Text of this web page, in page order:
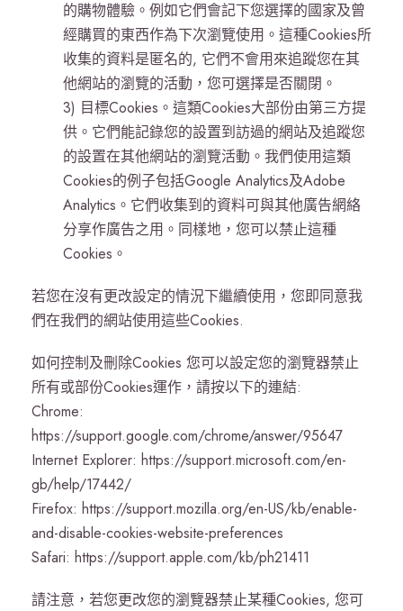
的購物體驗。例如它們會記下您選擇的國家及曾
經購買的東西作為下次瀏覽使用。這種Cookies所
收集的資料是匿名的, 它們不會用來追蹤您在其
他網站的瀏覽的活動，您可選擇是否關閉。
3) 目標Cookies。這類Cookies大部份由第三方提
供。它們能記錄您的設置到訪過的網站及追蹤您
的設置在其他網站的瀏覽活動。我們使用這類
Cookies的例子包括Google Analytics及Adobe
Analytics。它們收集到的資料可與其他廣告網絡
分享作廣告之用。同樣地，您可以禁止這種
Cookies。
若您在沒有更改設定的情況下繼續使用，您即同意我
們在我們的網站使用這些Cookies.
如何控制及刪除Cookies 您可以設定您的瀏覽器禁止
所有或部份Cookies運作，請按以下的連結:
Chrome:
https://support.google.com/chrome/answer/95647
Internet Explorer: https://support.microsoft.com/en-
gb/help/17442/
Firefox: https://support.mozilla.org/en-US/kb/enable-
and-disable-cookies-website-preferences
Safari: https://support.apple.com/kb/ph21411
請注意，若您更改您的瀏覽器禁止某種Cookies, 您可